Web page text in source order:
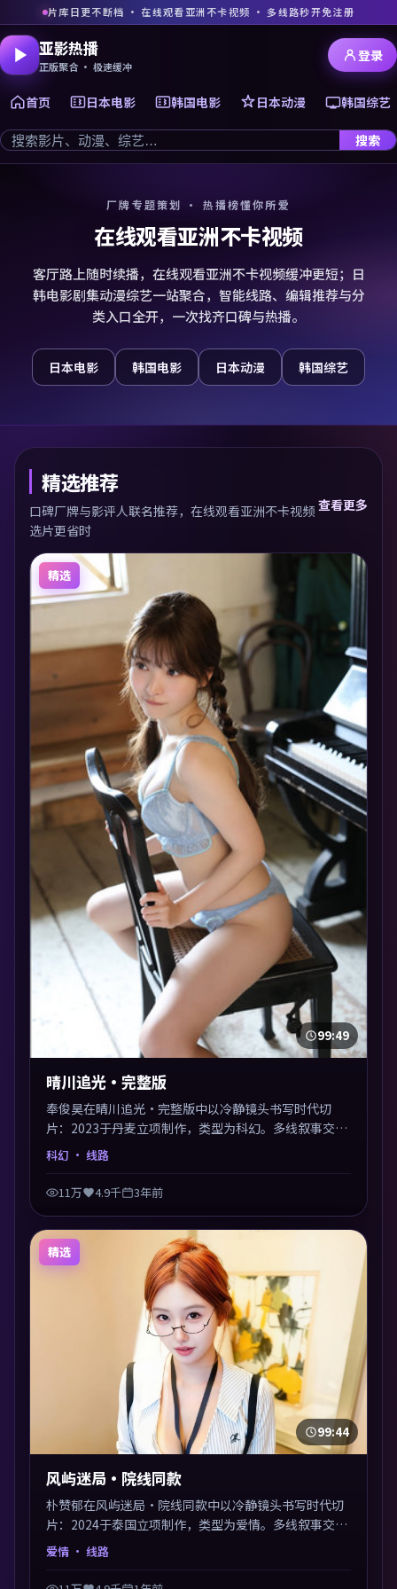
片库日更不断档 · 在线观看亚洲不卡视频 · 多线路秒开免注册
亚影热播
正版聚合 · 极速缓冲
首页 日本电影 韩国电影 日本动漫 韩国综艺
搜索
登录
厂牌专题策划 · 热播榜懂你所爱
在线观看亚洲不卡视频
客厅路上随时续播，在线观看亚洲不卡视频缓冲更短；日
韩电影剧集动漫综艺一站聚合，智能线路、编辑推荐与分
类入口全开，一次找齐口碑与热播。
日本电影 韩国电影 日本动漫 韩国综艺
精选推荐
口碑厂牌与影评人联名推荐，在线观看亚洲不卡视频
选片更省时
查看更多
精选
99:49
晴川追光·完整版
奉俊昊在晴川追光·完整版中以冷静镜头书写时代切
片：2023于丹麦立项制作，类型为科幻。多线叙事交汇
于终局，真相与救赎并行，适合喜欢细读表演的影迷。
科幻 · 线路
11万 4.9千 3年前
精选
99:44
风屿迷局·院线同款
朴赞郁在风屿迷局·院线同款中以冷静镜头书写时代切
片：2024于泰国立项制作，类型为爱情。多线叙事交汇
于终局，真相与救赎并行，适合喜欢细读表演的影迷。
爱情 · 线路